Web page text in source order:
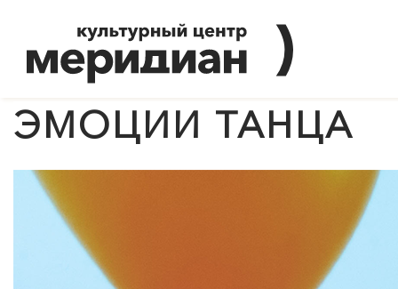
ЭМОЦИИ ТАНЦА